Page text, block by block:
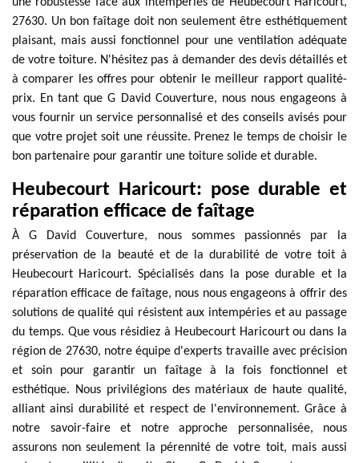
27630. Un bon faîtage doit non seulement être esthétiquement
plaisant, mais aussi fonctionnel pour une ventilation adéquate
de votre toiture. N'hésitez pas à demander des devis détaillés et
à comparer les offres pour obtenir le meilleur rapport qualité-
prix. En tant que G David Couverture, nous nous engageons à
vous fournir un service personnalisé et des conseils avisés pour
que votre projet soit une réussite. Prenez le temps de choisir le
bon partenaire pour garantir une toiture solide et durable.
Heubecourt Haricourt: pose durable et
réparation efficace de faîtage
À G David Couverture, nous sommes passionnés par la
préservation de la beauté et de la durabilité de votre toit à
Heubecourt Haricourt. Spécialisés dans la pose durable et la
réparation efficace de faîtage, nous nous engageons à offrir des
solutions de qualité qui résistent aux intempéries et au passage
du temps. Que vous résidiez à Heubecourt Haricourt ou dans la
région de 27630, notre équipe d'experts travaille avec précision
et soin pour garantir un faîtage à la fois fonctionnel et
esthétique. Nous privilégions des matériaux de haute qualité,
alliant ainsi durabilité et respect de l'environnement. Grâce à
notre savoir-faire et notre approche personnalisée, nous
assurons non seulement la pérennité de votre toit, mais aussi